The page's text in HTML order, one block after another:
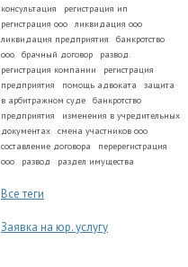
консультация
регистрация ип
регистрация ооо
ликвидация ооо
ликвидация предприятия
банкротство
ооо
брачный договор
развод.
регистрация компании
регистрация
предприятия
помощь адвоката
защита
в арбитражном суде
банкротство
предприятия
изменения в учредительных
документах
смена участников ооо
составление договора
перерегистрация
ооо
развод раздел имущества
Все теги
Заявка на юр. услугу